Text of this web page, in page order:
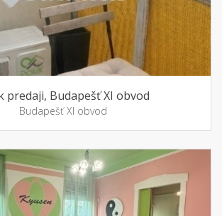
predaji, Budapešť XI obvod
Budapešť XI obvod